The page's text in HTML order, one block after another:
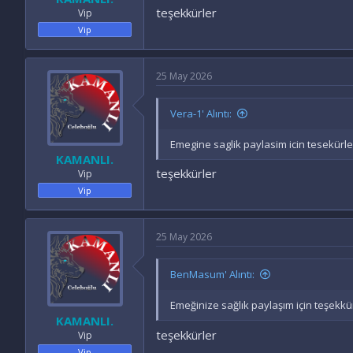
Vip
Vip
teşekkürler
KAMANLI.
Vip
Vip
25 May 2026
Vera-1' Alıntı:
Emegine saglik paylasim icin
teşekkürler
KAMANLI.
Vip
25 May 2026
BenMasum' Alıntı:
Emeğinize sağlık paylaşım için
teşekkürler